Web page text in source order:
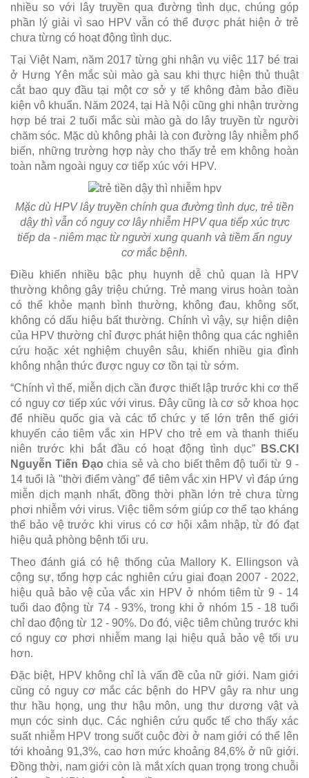
nhiều so với lây truyền qua đường tình dục, chúng góp
phần lý giải vì sao HPV vẫn có thể được phát hiện ở trẻ
chưa từng có hoạt động tình dục.
Tại Việt Nam, năm 2017 từng ghi nhận vụ việc 117 bé trai
ở Hưng Yên mắc sùi mào gà sau khi thực hiện thủ thuật
cắt bao quy đầu tại một cơ sở y tế không đảm bảo điều
kiện vô khuẩn. Năm 2024, tại Hà Nội cũng ghi nhận trường
hợp bé trai 2 tuổi mắc sùi mào gà do lây truyền từ người
chăm sóc. Mặc dù không phải là con đường lây nhiễm phổ
biến, những trường hợp này cho thấy trẻ em không hoàn
toàn nằm ngoài nguy cơ tiếp xúc với HPV.
Mặc dù HPV lây truyền chính qua đường tình dục, trẻ tiền
dậy thì vẫn có nguy cơ lây nhiễm HPV qua tiếp xúc trực
tiếp da - niêm mạc từ người xung quanh và tiềm ẩn nguy
cơ mắc bệnh.
Điều khiến nhiều bậc phụ huynh dễ chủ quan là HPV
thường không gây triệu chứng. Trẻ mang virus hoàn toàn
có thể khỏe mạnh bình thường, không đau, không sốt,
không có dấu hiệu bất thường. Chính vì vậy, sự hiện diện
của HPV thường chỉ được phát hiện thông qua các nghiên
cứu hoặc xét nghiệm chuyên sâu, khiến nhiều gia đình
không nhận thức được nguy cơ tồn tại từ sớm.
“Chính vì thế, miễn dịch cần được thiết lập trước khi cơ thể
có nguy cơ tiếp xúc với virus. Đây cũng là cơ sở khoa học
để nhiều quốc gia và các tổ chức y tế lớn trên thế giới
khuyến cáo tiêm vắc xin HPV cho trẻ em và thanh thiếu
niên trước khi bắt đầu có hoạt động tình dục”
BS.CKI
Nguyễn Tiến Đạo chia sẻ và cho biết thêm độ tuổi từ 9 -
14 tuổi là "thời điểm vàng" để tiêm vắc xin HPV vì đáp ứng
miễn dịch mạnh nhất, đồng thời phần lớn trẻ chưa từng
phơi nhiễm với virus. Việc tiêm sớm giúp cơ thể tạo kháng
thể bảo vệ trước khi virus có cơ hội xâm nhập, từ đó đạt
hiệu quả phòng bệnh tối ưu.
Theo đánh giá có hệ thống của Mallory K. Ellingson và
cộng sự, tổng hợp các nghiên cứu giai đoạn 2007 - 2022,
hiệu quả bảo vệ của vắc xin HPV ở nhóm tiêm từ 9 - 14
tuổi dao động từ 74 - 93%, trong khi ở nhóm 15 - 18 tuổi
chỉ dao động từ 12 - 90%. Do đó, việc tiêm chủng trước khi
có nguy cơ phơi nhiễm mang lại hiệu quả bảo vệ tối ưu
hơn.
Đặc biệt, HPV không chỉ là vấn đề của nữ giới. Nam giới
cũng có nguy cơ mắc các bệnh do HPV gây ra như ung
thư hầu họng, ung thư hậu môn, ung thư dương vật và
mụn cóc sinh dục. Các nghiên cứu quốc tế cho thấy xác
suất nhiễm HPV trong suốt cuộc đời ở nam giới có thể lên
tới khoảng 91,3%, cao hơn mức khoảng 84,6% ở nữ giới.
Đồng thời, nam giới còn là mắt xích quan trọng trong chuỗi